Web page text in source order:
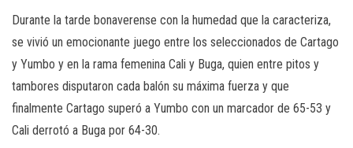
Durante la tarde bonaverense con la humedad que la caracteriza,
se vivió un emocionante juego entre los seleccionados de Cartago
y Yumbo y en la rama femenina Cali y Buga, quien entre pitos y
tambores disputaron cada balón su máxima fuerza y que
finalmente Cartago superó a Yumbo con un marcador de 65-53 y
Cali derrotó a Buga por 64-30.